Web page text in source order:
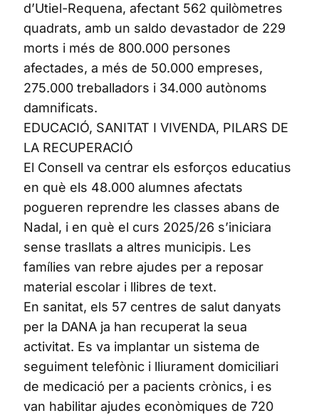
d’Utiel-Requena, afectant 562 quilòmetres
quadrats, amb un saldo devastador de 229
morts i més de 800.000 persones
afectades, a més de 50.000 empreses,
275.000 treballadors i 34.000 autònoms
damnificats.
EDUCACIÓ, SANITAT I VIVENDA, PILARS DE
LA RECUPERACIÓ
El Consell va centrar els esforços educatius
en què els 48.000 alumnes afectats
pogueren reprendre les classes abans de
Nadal, i en què el curs 2025/26 s’iniciara
sense trasllats a altres municipis. Les
famílies van rebre ajudes per a reposar
material escolar i llibres de text.
En sanitat, els 57 centres de salut danyats
per la DANA ja han recuperat la seua
activitat. Es va implantar un sistema de
seguiment telefònic i lliurament domiciliari
de medicació per a pacients crònics, i es
van habilitar ajudes econòmiques de 720